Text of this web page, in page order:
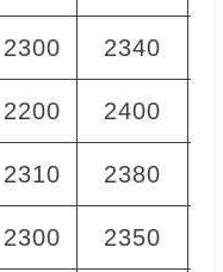
2300 2340
2200 2400
2310 2380
2300 2350